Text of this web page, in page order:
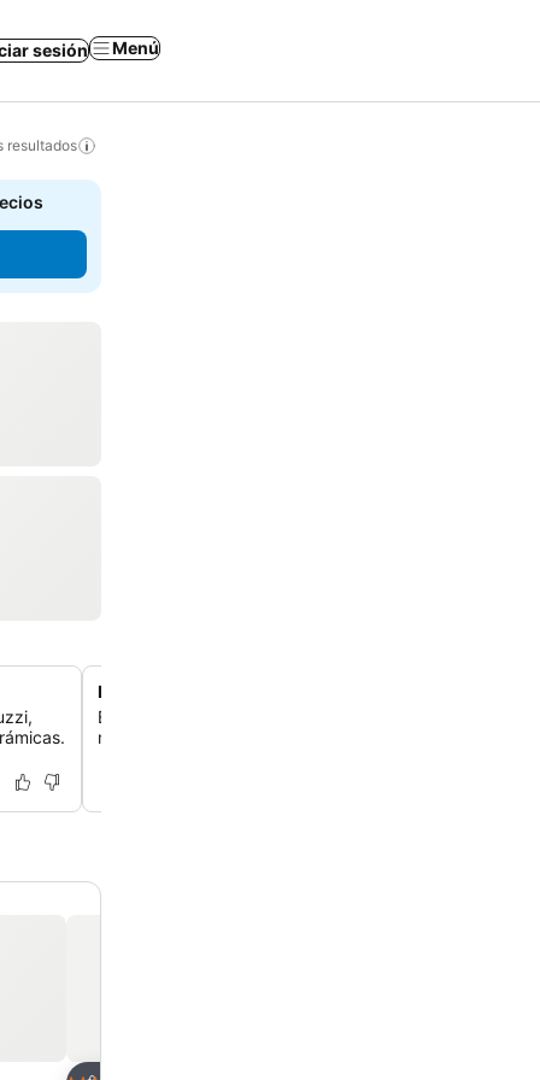
sesión Menú
resultados
Diseño de habitación moderno y limpio.
Experimente habitaciones contemporáneas e
muebles modernos, camas cómodas y baños bien